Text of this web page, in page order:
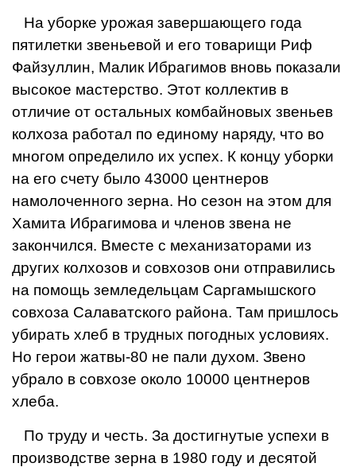
На уборке урожая завершающего года
пятилетки звеньевой и его това­рищи Риф
Файзуллин, Малик Ибраги­мов вновь показали
высокое мастер­ство. Этот коллектив в
отличие от остальных комбайновых звеньев
колхоза работал по единому наряду, что во
многом определило их успех. К концу уборки
на его счету было 43000 центнеров
намолоченного зерна. Но сезон на этом для
Хамита Ибрагимова и членов звена не
закончился. Вместе с механизаторами из
других колхозов и совхозов они отправились
на помощь земледельцам Саргамышского
совхоза Салаватского района. Там пришлось
убирать хлеб в трудных погодных условиях.
Но герои жатвы-80 не пали духом. Звено
убрало в совхозе около 10000 центнеров
хлеба.
По труду и честь. За достигнутые успехи в
производстве зерна в 1980 году и десятой